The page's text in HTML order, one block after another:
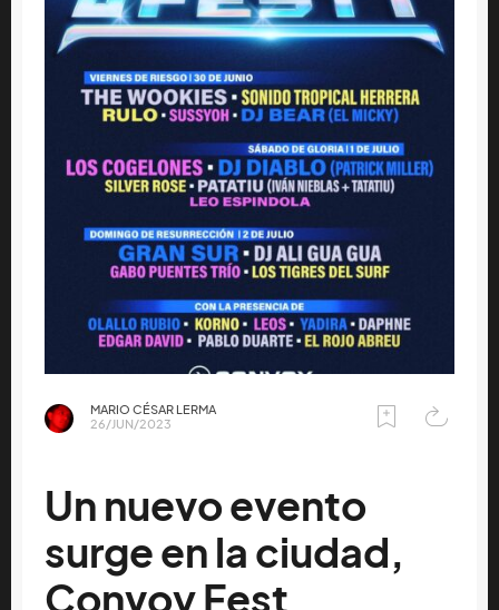
MARIO CÉSAR LERMA
26/JUN/2023
Un nuevo evento
surge en la ciudad,
Convoy Fest